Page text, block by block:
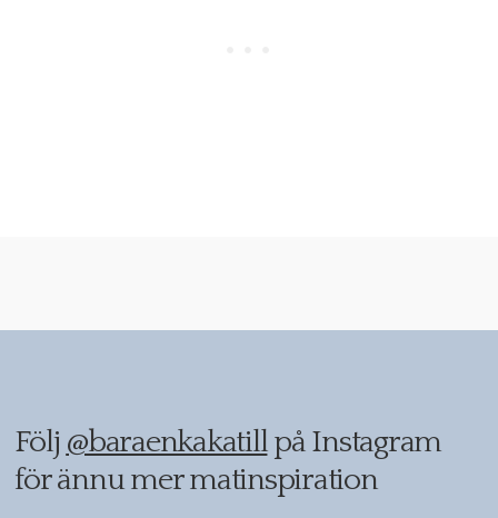
Följ @baraenkakatillpå Instagram
för ännu mer matinspiration